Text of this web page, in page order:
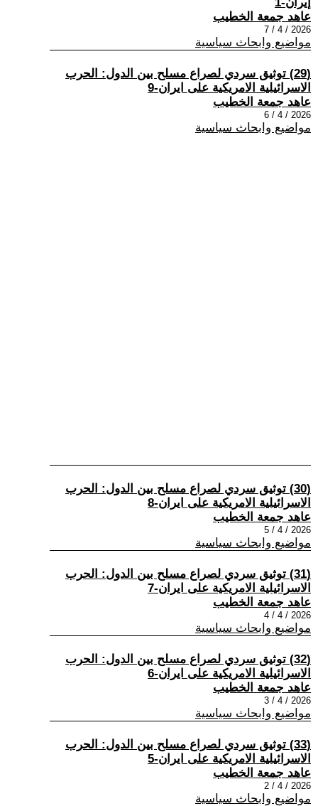
عاهد جمعة الخطيب
2026 / 4 / 7
مواضيع وابحاث سياسية
(29) توثيق سردي لصراع مسلح بين الدول: الحرب
الاسرائيلية الامريكية على ايران-9
عاهد جمعة الخطيب
2026 / 4 / 6
مواضيع وابحاث سياسية
(30) توثيق سردي لصراع مسلح بين الدول: الحرب
الاسرائيلية الامريكية على ايران-8
عاهد جمعة الخطيب
2026 / 4 / 5
مواضيع وابحاث سياسية
(31) توثيق سردي لصراع مسلح بين الدول: الحرب
الاسرائيلية الامريكية على ايران-7
عاهد جمعة الخطيب
2026 / 4 / 4
مواضيع وابحاث سياسية
(32) توثيق سردي لصراع مسلح بين الدول: الحرب
الاسرائيلية الامريكية على ايران-6
عاهد جمعة الخطيب
2026 / 4 / 3
مواضيع وابحاث سياسية
(33) توثيق سردي لصراع مسلح بين الدول: الحرب
الاسرائيلية الامريكية على ايران-5
عاهد جمعة الخطيب
2026 / 4 / 2
مواضيع وابحاث سياسية